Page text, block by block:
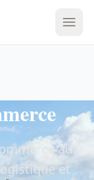
au
et